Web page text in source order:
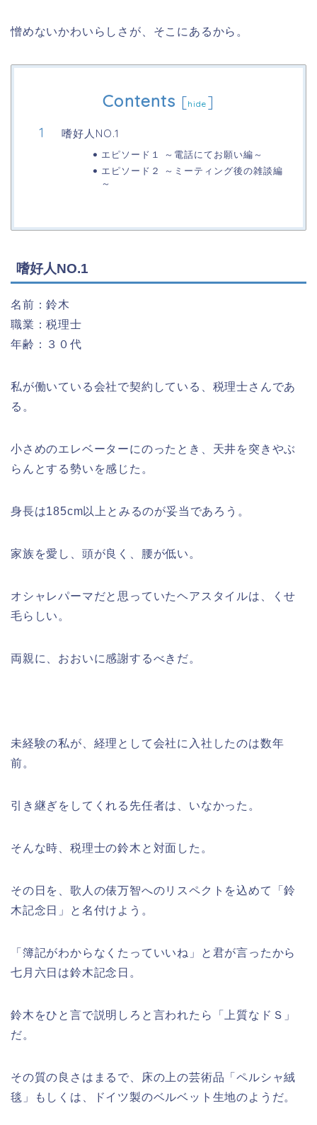
憎めないかわいらしさが、そこにあるから。
Contents [hide ]
嗜好人NO.1
エピソード１ ～電話にてお願い編～
エピソード２ ～ミーティング後の雑談編
～
嗜好人NO.1
名前：鈴木
職業：税理士
年齢：３０代
私が働いている会社で契約している、税理士さんであ
る。
小さめのエレベーターにのったとき、天井を突きやぶ
らんとする勢いを感じた。
身長は185cm以上とみるのが妥当であろう。
家族を愛し、頭が良く、腰が低い。
オシャレパーマだと思っていたヘアスタイルは、くせ
毛らしい。
両親に、おおいに感謝するべきだ。
未経験の私が、経理として会社に入社したのは数年
前。
引き継ぎをしてくれる先任者は、いなかった。
そんな時、税理士の鈴木と対面した。
その日を、歌人の俵万智へのリスペクトを込めて「鈴
木記念日」と名付けよう。
「簿記がわからなくたっていいね」と君が言ったから
七月六日は鈴木記念日。
鈴木をひと言で説明しろと言われたら「上質なドＳ」
だ。
その質の良さはまるで、床の上の芸術品「ペルシャ絨
毯」もしくは、ドイツ製のベルベット生地のようだ。